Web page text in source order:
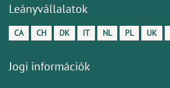
Leányvállalatok
CA CH DK IT NL PL UK
Jogi információk